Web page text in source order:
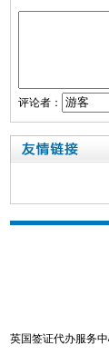
评论者：
英国签证代办服务